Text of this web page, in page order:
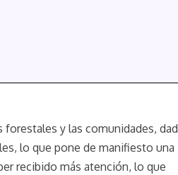
forestales y las comunidades,
lo que pone de manifiesto una
recibido más atención, lo que